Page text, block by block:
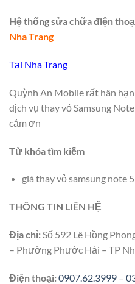
Hệ thống sửa chữa điện
Nha Trang
Tại Nha Trang
Quỳnh An Mobile rất hân
dịch vụ thay vỏ Samsung
cảm ơn
Từ khóa tìm kiếm
giá thay vỏ samsung note
THÔNG TIN LIÊN HỆ
Địa chỉ:Số 592 Lê Hồng
– Phường Phước Hải – TP
Điện thoại:0907.62.3999 –